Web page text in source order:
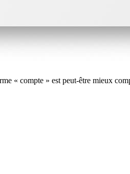
« compte » est peut-être mieux